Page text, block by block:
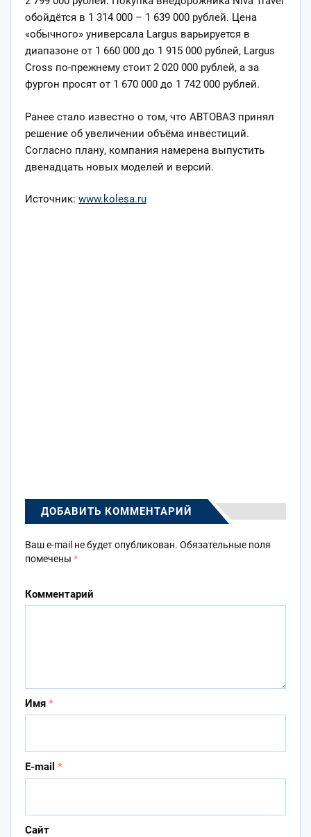
обойдётся в 1 314 000 – 1 639 000 рублей. Цена
«обычного» универсала Largus варьируется в
диапазоне от 1 660 000 до 1 915 000 рублей, Largus
Cross по-прежнему стоит 2 020 000 рублей, а за
фургон просят от 1 670 000 до 1 742 000 рублей.
Ранее стало известно о том, что АВТОВАЗ принял
решение об увеличении объёма инвестиций.
Согласно плану, компания намерена выпустить
двенадцать новых моделей и версий.
Источник: www.kolesa.ru
ДОБАВИТЬ КОММЕНТАРИЙ
Ваш e-mail не будет опубликован. Обязательные поля
помечены *
Комментарий
Имя *
E-mail *
Сайт